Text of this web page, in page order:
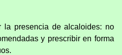
la presencia de alcaloides: no
y prescribir en forma